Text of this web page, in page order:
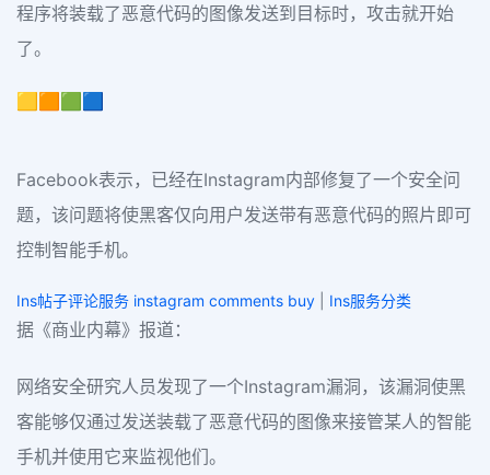
程序将装载了恶意代码的图像发送到目标时，攻击就开始
了。
🟨🟧🟩🟦
Facebook表示，已经在Instagram内部修复了一个安全问
题，该问题将使黑客仅向用户发送带有恶意代码的照片即可
控制智能手机。
Ins帖子评论服务 instagram comments buy Ins服务分类
据《商业内幕》报道：
网络安全研究人员发现了一个Instagram漏洞，该漏洞使黑
客能够仅通过发送装载了恶意代码的图像来接管某人的智能
手机并使用它来监视他们。